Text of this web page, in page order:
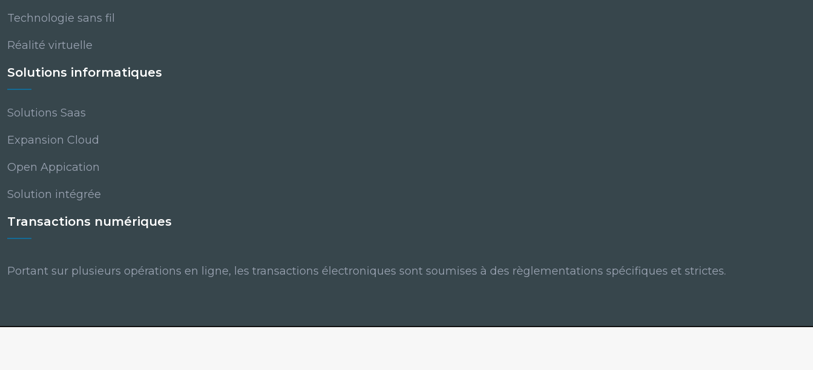
Technologie sans fil
Réalité virtuelle
Solutions informatiques
Solutions Saas
Expansion Cloud
Open Appication
Solution intégrée
Transactions numériques
Portant sur plusieurs opérations en ligne, les transactions électroniques sont soumises à des règlementations spécifiques et strictes.